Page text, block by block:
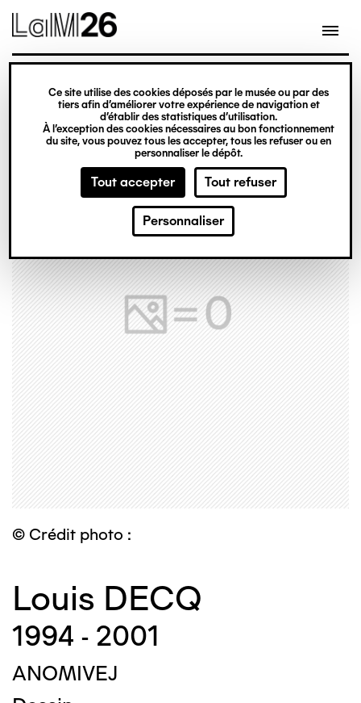
Gestion des cookies
Ce site utilise des cookies déposés par le musée ou par des
tiers afin d’améliorer votre expérience de navigation et
d’établir des statistiques d’utilisation.
À l’exception des cookies nécessaires au bon fonctionnement
du site, vous pouvez tous les accepter, tous les refuser ou en
personnaliser le dépôt.
Tout accepter Tout refuser
Personnaliser
contenu
© Crédit photo :
Louis DECQ
1994 - 2001
ANOMIVEJ